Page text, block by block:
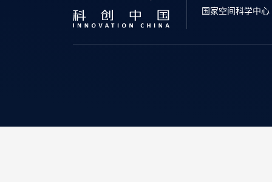
国家空间科学中心